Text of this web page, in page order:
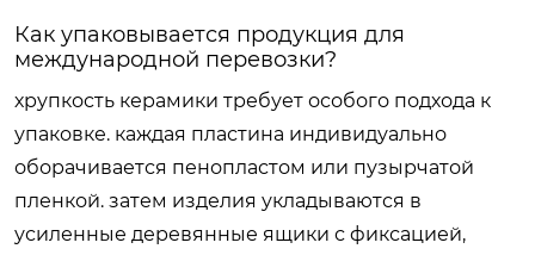
Как упаковывается продукция для
международной перевозки?
хрупкость керамики требует особого подхода к
упаковке. каждая пластина индивидуально
оборачивается пенопластом или пузырчатой
пленкой. затем изделия укладываются в
усиленные деревянные ящики с фиксацией,